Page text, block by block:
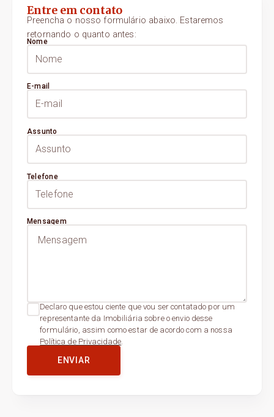
Entre em contato
Preencha o nosso formulário abaixo. Estaremos
retornando o quanto antes:
Nome
E-mail
Assunto
Telefone
Mensagem
Declaro que estou ciente que vou ser contatado por um
representante da Imobiliária sobre o envio desse
formulário, assim como estar de acordo com a nossa
Política de Privacidade.
ENVIAR